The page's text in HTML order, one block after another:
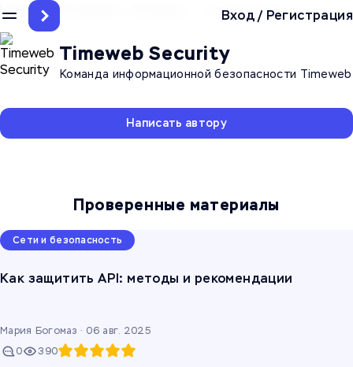
Вход/ Регистрация
Главная Инструкции
Timeweb Security
Команда информационной безопасности Timeweb
Написать автору
Проверенные материалы
Сети и безопасность
Как защитить API: методы и рекомендации
Мария Богомаз · 06 авг. 2025
0
390